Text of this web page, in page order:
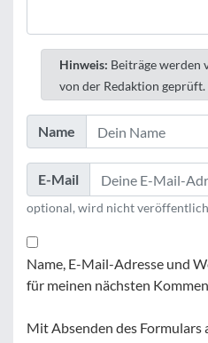
Hinweis: Beiträge werden
von der Redaktion geprüft.
Name
E-Mail
optional, wird nicht
Name, E-Mail-Adresse und
für meinen nächsten
Mit Absenden des Formulars